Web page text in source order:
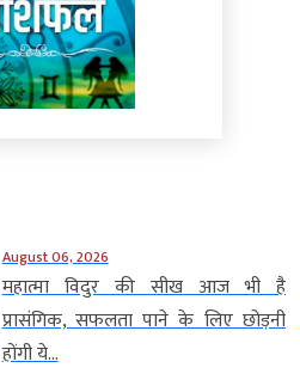
August 06, 2026
महात्मा विदुर की सीख आज भी है
प्रासंगिक, सफलता पाने के लिए छोड़नी
होंगी ये...